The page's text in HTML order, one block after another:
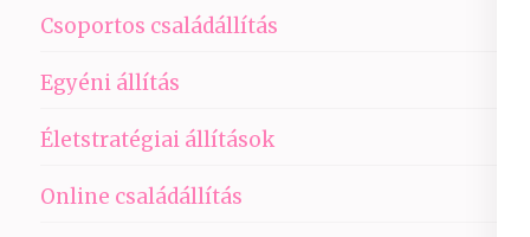
Csoportos családállítás
Egyéni állítás
Életstratégiai állítások
Online családállítás